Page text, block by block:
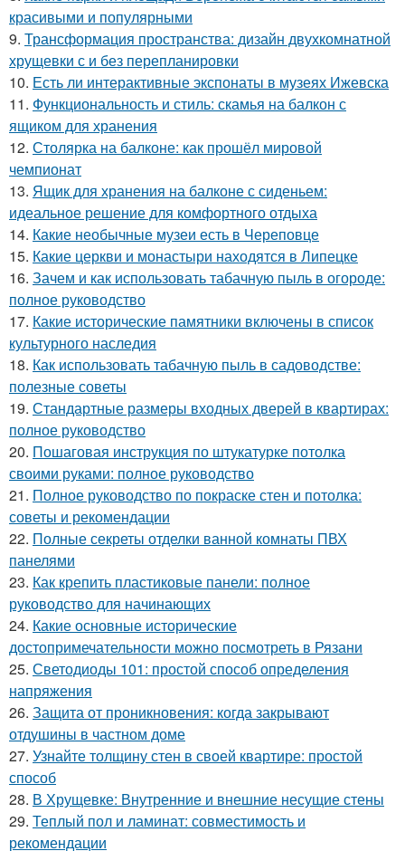
красивыми и популярными
9. Трансформация пространства: дизайн двухкомнатной
хрущевки с и без перепланировки
10. Есть ли интерактивные экспонаты в музеях Ижевска
11. Функциональность и стиль: скамья на балкон с
ящиком для хранения
12. Столярка на балконе: как прошёл мировой
чемпионат
13. Ящик для хранения на балконе с сиденьем:
идеальное решение для комфортного отдыха
14. Какие необычные музеи есть в Череповце
15. Какие церкви и монастыри находятся в Липецке
16. Зачем и как использовать табачную пыль в огороде:
полное руководство
17. Какие исторические памятники включены в список
культурного наследия
18. Как использовать табачную пыль в садоводстве:
полезные советы
19. Стандартные размеры входных дверей в квартирах:
полное руководство
20. Пошаговая инструкция по штукатурке потолка
своими руками: полное руководство
21. Полное руководство по покраске стен и потолка:
советы и рекомендации
22. Полные секреты отделки ванной комнаты ПВХ
панелями
23. Как крепить пластиковые панели: полное
руководство для начинающих
24. Какие основные исторические
достопримечательности можно посмотреть в Рязани
25. Светодиоды 101: простой способ определения
напряжения
26. Защита от проникновения: когда закрывают
отдушины в частном доме
27. Узнайте толщину стен в своей квартире: простой
способ
28. В Хрущевке: Внутренние и внешние несущие стены
29. Теплый пол и ламинат: совместимость и
рекомендации